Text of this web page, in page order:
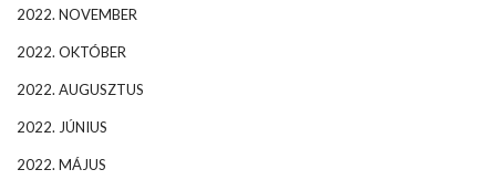
2022. NOVEMBER
2022. OKTÓBER
2022. AUGUSZTUS
2022. JÚNIUS
2022. MÁJUS